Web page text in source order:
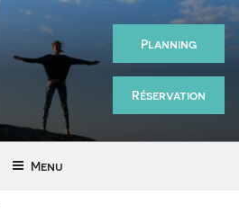
Planning
Réservation
Menu